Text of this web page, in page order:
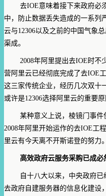
去IOE意味着接下来政府必
中，防止数据丢失造成的一系列
云与12306以及之前的中国气象
渠成。
2008年阿里提出去IOE时不
营阿里云已经彻底完成了去IOE
这三家传统企业，经历几次双十
或许是12306选择阿里云的重要原
某种意义上说，棱镜门事
2008年阿里开始运作的去IOE工
里云有今天离不开斯诺登的努力。
高效政府云服务采购已成必
自十八大以来，中央政府
去政府自建服务器的信息化建设